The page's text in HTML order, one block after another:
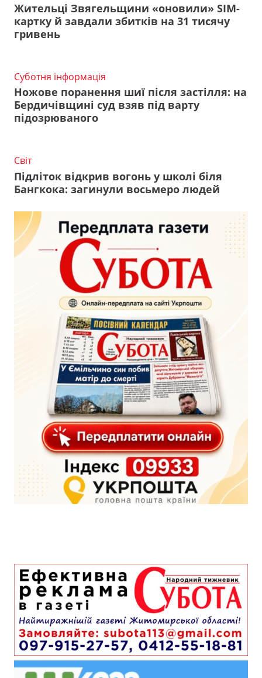
Жительці Звягельщини «оновили» SIM-
картку й завдали збитків на 31 тисячу
гривень
Суботня інформація
Ножове поранення шиї після застілля: на
Бердичівщині суд взяв під варту
підозрюваного
Світ
Підліток відкрив вогонь у школі біля
Бангкока: загинули восьмеро людей